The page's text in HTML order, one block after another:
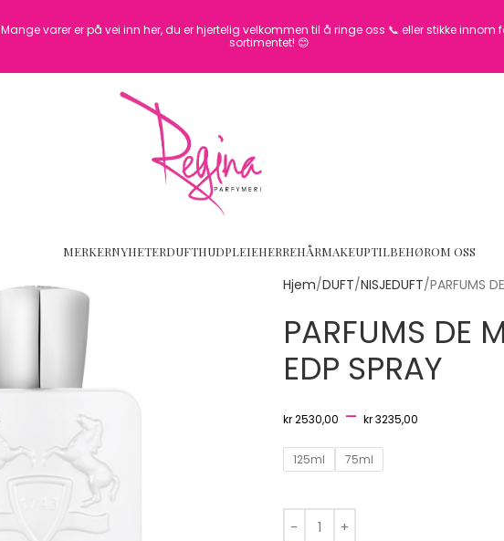
Mange varer er på vei inn her, du er hjertelig velkommen til å ringe oss 📞 eller stikke
sortimentet! 😊
MERKERNYHETERDUFTHUDPLEIEHERREHÅRMAKEUPTILBEHØROM OSS
Hjem DUFT NISJEDUFT PARFUMS
PARFUMS DE
EDP SPRAY
kr2530,00 – kr3235,00
125ml 75ml